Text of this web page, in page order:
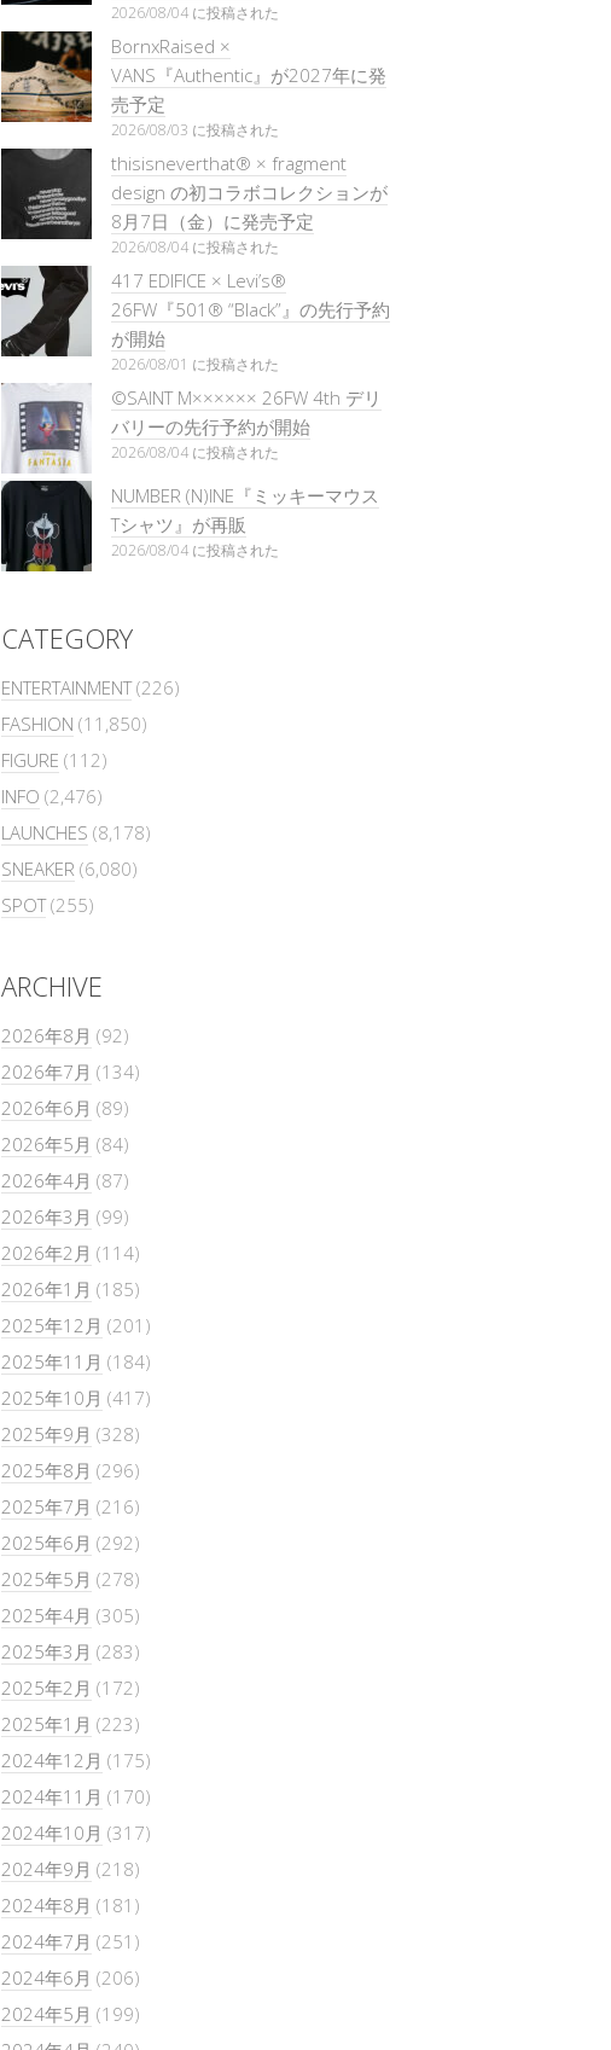
2026/08/04 に投稿された
BornxRaised ×
VANS『Authentic』が2027年に発
売予定
2026/08/03 に投稿された
thisisneverthat® × fragment
design の初コラボコレクションが
8月7日（金）に発売予定
2026/08/04 に投稿された
417 EDIFICE × Levi’s®
26FW『501®︎ “Black”』の先行予約
が開始
2026/08/01 に投稿された
©SAINT M×××××× 26FW 4th デリ
バリーの先行予約が開始
2026/08/04 に投稿された
NUMBER (N)INE『ミッキーマウス
Tシャツ』が再販
2026/08/04 に投稿された
CATEGORY
ENTERTAINMENT(226)
FASHION (11,850)
FIGURE (112)
INFO (2,476)
LAUNCHES (8,178)
SNEAKER (6,080)
SPOT(255)
ARCHIVE
2026年8月 (92)
2026年7月 (134)
2026年6月 (89)
2026年5月 (84)
2026年4月 (87)
2026年3月 (99)
2026年2月 (114)
2026年1月 (185)
2025年12月 (201)
2025年11月 (184)
2025年10月 (417)
2025年9月 (328)
2025年8月 (296)
2025年7月 (216)
2025年6月 (292)
2025年5月 (278)
2025年4月 (305)
2025年3月 (283)
2025年2月 (172)
2025年1月 (223)
2024年12月 (175)
2024年11月 (170)
2024年10月 (317)
2024年9月 (218)
2024年8月 (181)
2024年7月 (251)
2024年6月 (206)
2024年5月 (199)